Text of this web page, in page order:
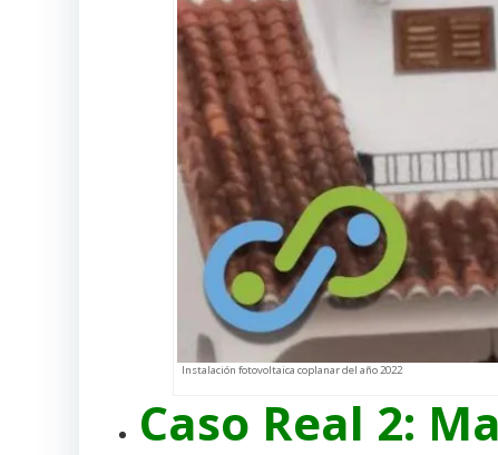
Instalación fotovoltaica coplanar del año 2022
Caso Real 2: